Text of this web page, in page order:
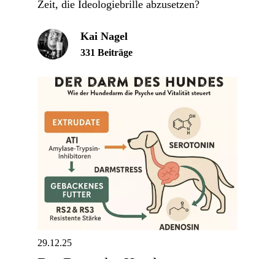
Zeit, die Ideologiebrille abzusetzen?
Kai Nagel
331 Beiträge
29.12.25